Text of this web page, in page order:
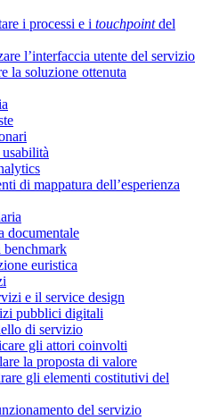
i processi e i touchpointdel
l’interfaccia utente del servizio
la soluzione ottenuta
di mappatura dell’esperienza
documentale
euristica
e il service design
pubblici digitali
di servizio
gli attori coinvolti
la proposta di valore
gli elementi costitutivi del
del servizio